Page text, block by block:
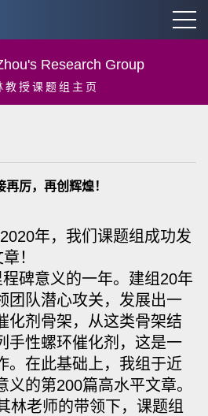
Research Group
教授课题组主页
厉，再创辉煌！
年，我们课题组成功发
！
碑意义的一年。建组20年
团队潜心攻关，发展出一
化剂骨架，从这类骨架结
手性螺环催化剂，这是一
在此基础上， 我组于近
的第200篇高水平文章。
林老师的带领下，课题组